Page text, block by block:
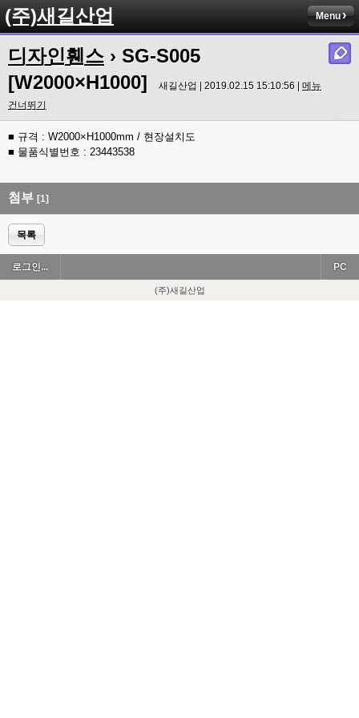
(주)새길산업 Menu
디자인휀스 › SG-S005
[W2000×H1000]
새길산업 | 2019.02.15 15:10:56 | 메뉴
건너뛰기
■ 규격 : W2000×H1000mm / 현장설치도
■ 물품식별번호 : 23443538
첨부 [1]
목록
로그인... PC
(주)새길산업